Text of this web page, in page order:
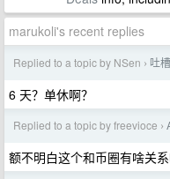
marukoli's recent replies
Replied to a topic by NSen › 吐
6 天？单休啊？
Replied to a topic by freevioce ›
额不明白这个和币圈有啥关